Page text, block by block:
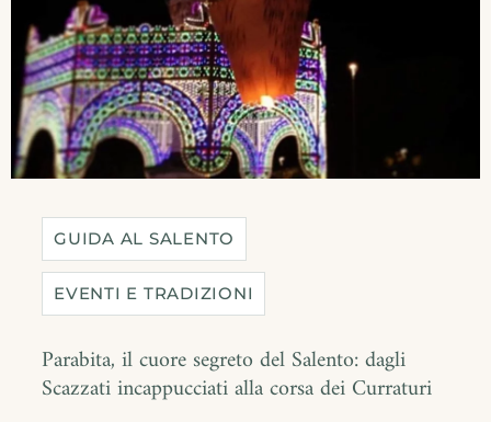
GUIDA AL SALENTO
EVENTI E TRADIZIONI
Parabita, il cuore segreto del Salento: dagli
Scazzati incappucciati alla corsa dei Curraturi